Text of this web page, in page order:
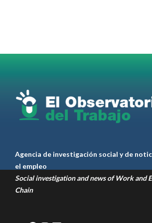
RT@casdcamioneros
1 1 Twitter
Agencia de investigación social y de
el empleo
Social investigation and news of Work and
Chain